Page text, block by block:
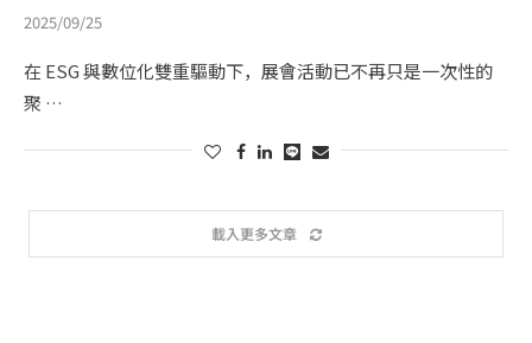
2025/09/25
在 ESG 與數位化雙重驅動下，展會活動已不再只是一次性的
聚 …
載入更多文章